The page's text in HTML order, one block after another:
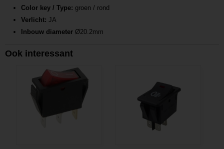
Color key / Type: groen / rond
Verlicht: JA
Inbouw diameter Ø20.2mm
Ook interessant